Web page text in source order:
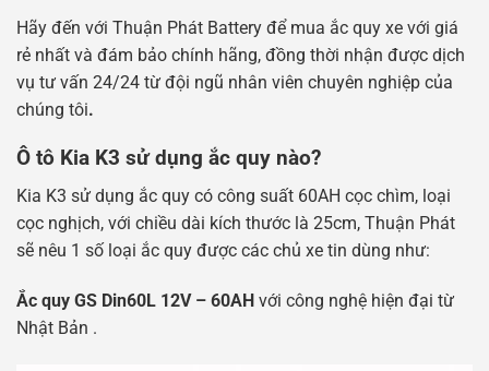
Hãy đến với Thuận Phát Battery để mua ắc quy xe với giá
rẻ nhất và đám bảo chính hãng, đồng thời nhận được dịch
vụ tư vấn 24/24 từ đội ngũ nhân viên chuyên nghiệp của
chúng tôi.
Ô tô Kia K3 sử dụng ắc quy nào?
Kia K3 sử dụng ắc quy có công suất 60AH cọc chìm, loại
cọc nghịch, với chiều dài kích thước là 25cm, Thuận Phát
sẽ nêu 1 số loại ắc quy được các chủ xe tin dùng như:
Ắc quy GS Din60L 12V – 60AH với công nghệ hiện đại từ
Nhật Bản .